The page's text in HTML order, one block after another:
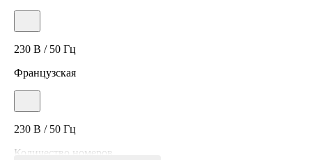
230 В / 50 Гц
Французская
230 В / 50 Гц
Количество номеров